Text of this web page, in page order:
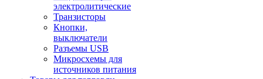
электролитические
Транзисторы
Кнопки,
выключатели
Разъемы USB
Микросхемы для
источников питания